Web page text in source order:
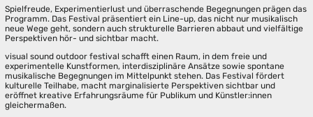
Spielfreude, Experimentierlust und überraschende Begegnungen prägen das
Programm. Das Festival präsentiert ein Line-up, das nicht nur musikalisch
neue Wege geht, sondern auch strukturelle Barrieren abbaut und vielfältige
Perspektiven hör- und sichtbar macht.
visual sound outdoor festival schafft einen Raum, in dem freie und
experimentelle Kunstformen, interdisziplinäre Ansätze sowie spontane
musikalische Begegnungen im Mittelpunkt stehen. Das Festival fördert
kulturelle Teilhabe, macht marginalisierte Perspektiven sichtbar und
eröffnet kreative Erfahrungsräume für Publikum und Künstler:innen
gleichermaßen.